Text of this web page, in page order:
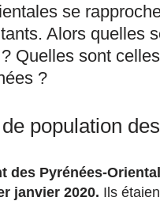
se
Alors quelles
Quelles sont
?
de population
des Pyrénées-
janvier 2020. Ils